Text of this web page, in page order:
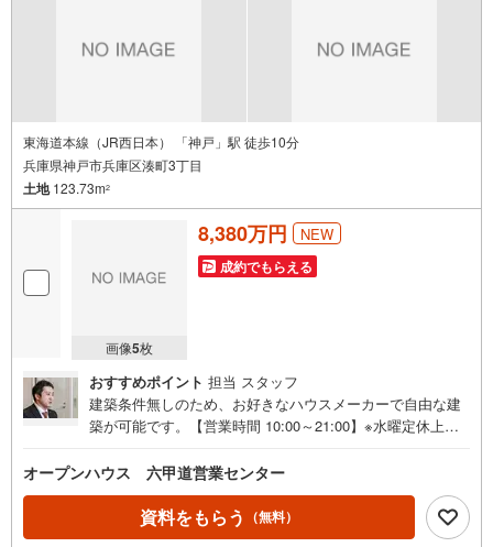
み、もしくは当社を含めた数社でのみご紹介可能なオープ
東海道本線（JR西日本） 「神戸」駅 徒歩10分
兵庫県神戸市兵庫区湊町3丁目
土地123.73m2
画像5枚
8,380万円 NEW
成約でもらえる
おすすめポイント 担当 スタッフ
建築条件無しのため、お好きなハウスメーカーで自由な建
築が可能です。【営業時間 10:00～21:00】※水曜定休上記
にご連絡ください！現地を見学される場合は「室内・現地
を見学する（無料）」ボタンよりご希望の日時をご記入い
ただけますとスムーズにご案内が可能です。◎現地のご案
内について・平日や夜遅い時間帯もご案内が可能 ※定休日
オープンハウス 六甲道営業センター
資料をもらう （無料）